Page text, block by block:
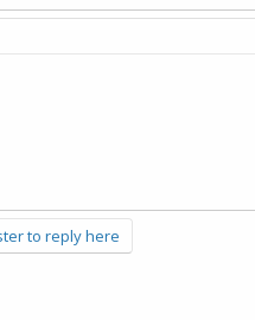
to reply here.